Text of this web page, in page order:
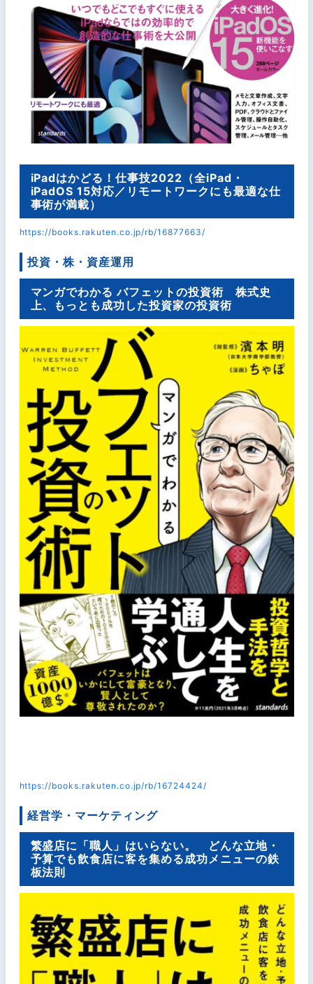
iPadはかどる！仕事技2022（全iPad・
iPadOS 15対応／リモートワークにも最適な仕
事術が満載）
https://books.rakuten.co.jp/rb/16877663/
投資・株・資産運用
マンガでわかる バフェットの投資術 株式史
上、もっとも成功した投資家の投資術
https://books.rakuten.co.jp/rb/16724424/
経営学・マーケティング
繁盛店に「職人」はいらない。 どんな立地・
予算でも飲食店に客を集める成功メニューの鉄
板法則